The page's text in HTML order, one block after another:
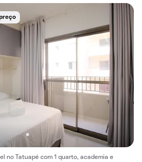
no Tatuapé com 1 quarto, academia e